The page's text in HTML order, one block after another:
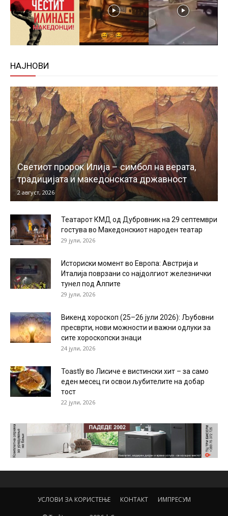
НАЈНОВИ
Светиот пророк Илија – симбол на верата,
традицијата и македонската државност
2 август, 2026
Театарот КМД од Дубровник на 29 септември
гостува во Македонскиот народен театар
29 јули, 2026
Историски момент во Европа: Австрија и
Италија поврзани со најдолгиот железнички
тунел под Алпите
29 јули, 2026
Викенд хороскоп (25–26 јули 2026): Љубовни
пресврти, нови можности и важни одлуки за
сите хороскопски знаци
24 јули, 2026
Toastly во Лисиче е вистински хит – за само
еден месец ги освои љубителите на добар
тост
22 јули, 2026
УСЛОВИ ЗА КОРИСТЕЊЕ КОНТАКТ ИМПРЕСУМ